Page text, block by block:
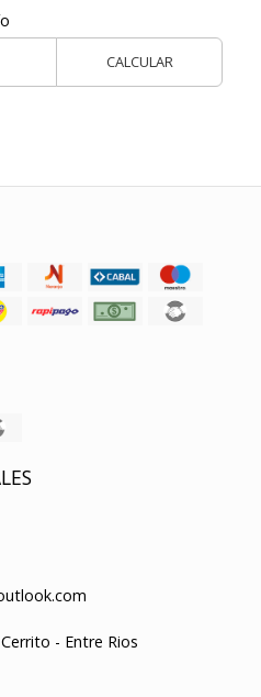
CALCULAR
- Entre Rios